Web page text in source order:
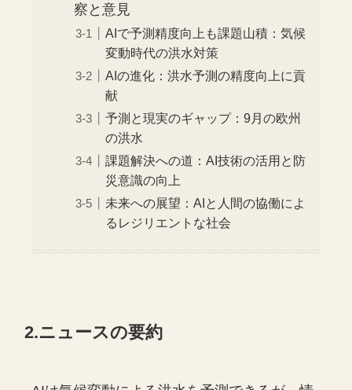
察と意見
AIで予測精度向上も課題山積：気候
変動時代の洪水対策
AIの進化：洪水予測の精度向上に貢
献
予測と現実のギャップ：9月の欧州
の洪水
課題解決への道：AI技術の活用と防
災意識の向上
未来への展望：AIと人間の協働によ
るレジリエントな社会
2.ニュースの要約